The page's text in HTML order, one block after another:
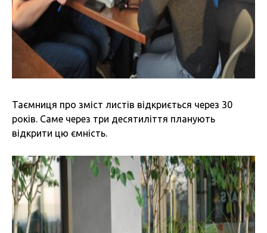
Таємниця про зміст листів відкриється через 30
років. Саме через три десятиліття планують
відкрити цю ємність.